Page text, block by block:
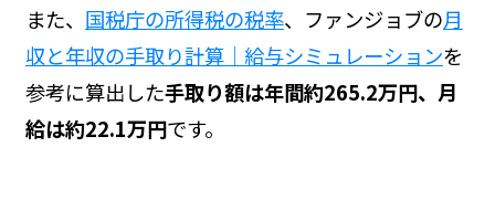
また、 国税庁の所得税の税率、ファンジョブの月
収と年収の手取り計算｜給与シミュレーションを
参考に算出した手取り額は年間約265.2万円、月
給は約22.1万円です。